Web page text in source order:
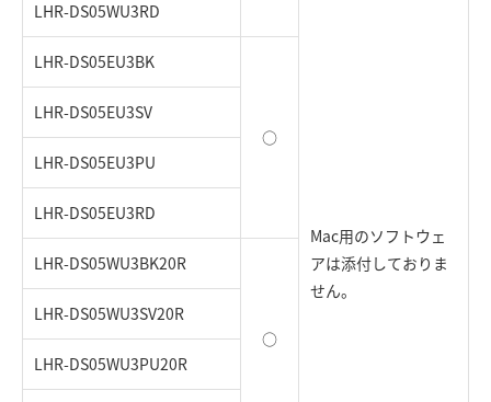
Mac用のソフトウェ
アは添付しておりま
せん。
LHR-DS05WU3RD
LHR-DS05EU3BK
○
LHR-DS05EU3SV
LHR-DS05EU3PU
LHR-DS05EU3RD
LHR-DS05WU3BK20R
○
LHR-DS05WU3SV20R
LHR-DS05WU3PU20R